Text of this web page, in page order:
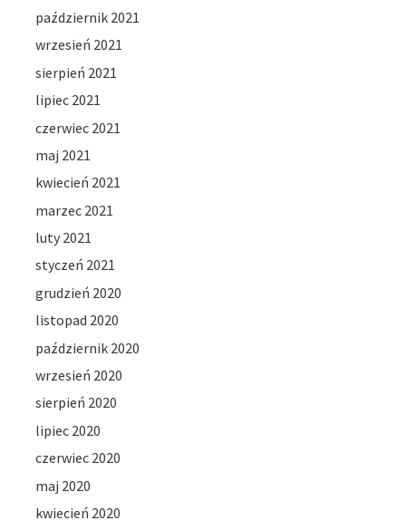
październik 2021
wrzesień 2021
sierpień 2021
lipiec 2021
czerwiec 2021
maj 2021
kwiecień 2021
marzec 2021
luty 2021
styczeń 2021
grudzień 2020
listopad 2020
październik 2020
wrzesień 2020
sierpień 2020
lipiec 2020
czerwiec 2020
maj 2020
kwiecień 2020